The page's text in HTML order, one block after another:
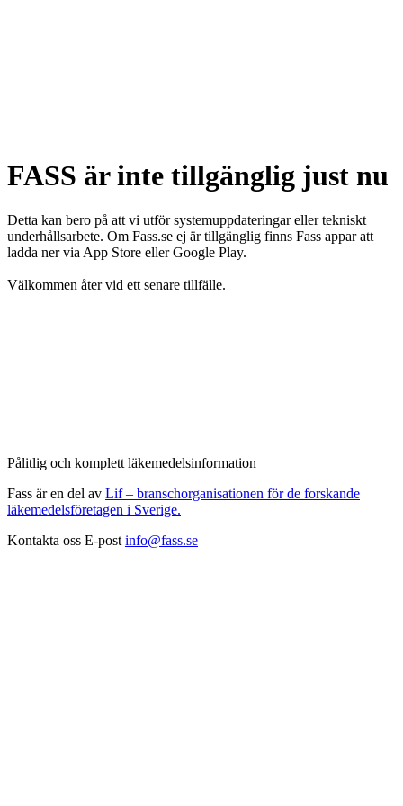
FASS är inte tillgänglig just nu
Detta kan bero på att vi utför systemuppdateringar eller tekniskt
underhållsarbete. Om Fass.se ej är tillgänglig finns Fass appar att
ladda ner via App Store eller Google Play.
Välkommen åter vid ett senare tillfälle.
Pålitlig och komplett läkemedelsinformation
Fass är en del av Lif – branschorganisationen för de forskande
läkemedelsföretagen i Sverige.
Kontakta oss E-post info@fass.se